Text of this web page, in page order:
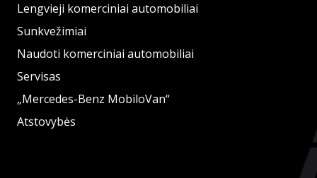
Lengvieji komerciniai automobiliai
Sunkvežimiai
Naudoti komerciniai automobiliai
Servisas
„Mercedes-Benz MobiloVan“
Atstovybės